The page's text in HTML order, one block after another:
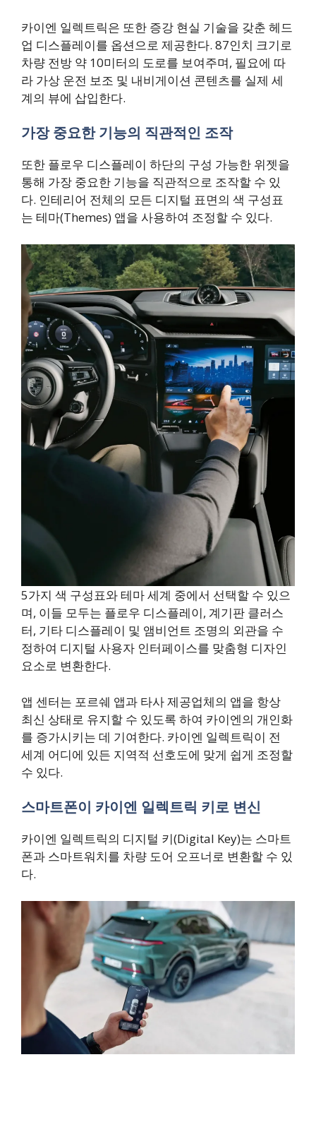
카이엔 일렉트릭은 또한 증강 현실 기술을 갖춘 헤드
업 디스플레이를 옵션으로 제공한다. 87인치 크기로
차량 전방 약 10미터의 도로를 보여주며, 필요에 따
라 가상 운전 보조 및 내비게이션 콘텐츠를 실제 세
계의 뷰에 삽입한다.
가장 중요한 기능의 직관적인 조작
또한 플로우 디스플레이 하단의 구성 가능한 위젯을
통해 가장 중요한 기능을 직관적으로 조작할 수 있
다. 인테리어 전체의 모든 디지털 표면의 색 구성표
는 테마(Themes) 앱을 사용하여 조정할 수 있다.
5가지 색 구성표와 테마 세계 중에서 선택할 수 있으
며, 이들 모두는 플로우 디스플레이, 계기판 클러스
터, 기타 디스플레이 및 앰비언트 조명의 외관을 수
정하여 디지털 사용자 인터페이스를 맞춤형 디자인
요소로 변환한다.
앱 센터는 포르쉐 앱과 타사 제공업체의 앱을 항상
최신 상태로 유지할 수 있도록 하여 카이엔의 개인화
를 증가시키는 데 기여한다. 카이엔 일렉트릭이 전
세계 어디에 있든 지역적 선호도에 맞게 쉽게 조정할
수 있다.
스마트폰이 카이엔 일렉트릭 키로 변신
카이엔 일렉트릭의 디지털 키(Digital Key)는 스마트
폰과 스마트워치를 차량 도어 오프너로 변환할 수 있
다.